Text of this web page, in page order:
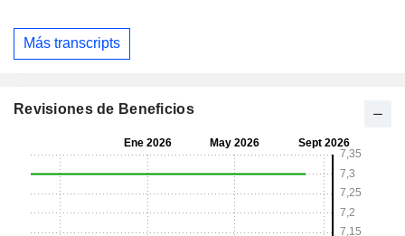
Más transcripts
Revisiones de Beneficios